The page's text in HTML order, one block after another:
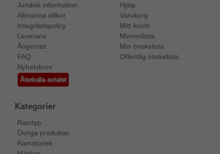
Juridisk information
Allmänna villkor
Integritetspolicy
Leverans
Ångerrätt
FAQ
Nyhetsbrev
Återkalla avtalet
Hjälp
Varukorg
Mitt konto
Minneslista
Min önskelista
Offentlig önskelista
Kategorier
Ramtyp
Övriga produkter
Ramstorlek